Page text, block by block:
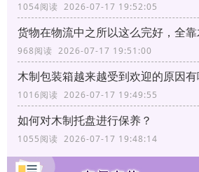
1054阅读 2026-07-17 19:52:05
968阅读 2026-07-17 19:51:00
木制包装箱越来越受到欢迎的原因有
1016阅读 2026-07-17 19:49:55
如何对木制托盘进行保养？
1055阅读 2026-07-17 19:48:14